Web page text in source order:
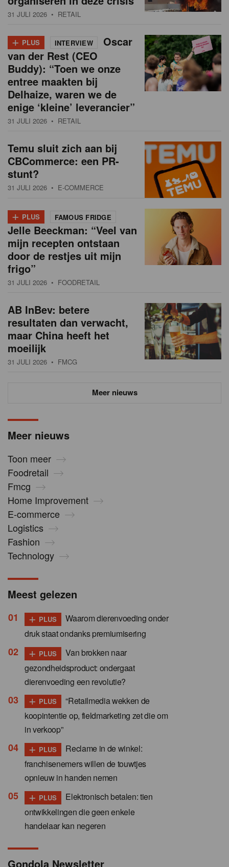
Meer nieuws
Toon meer
Foodretail
Fmcg
Home Improvement
E-commerce
Logistics
Fashion
Technology
31 JULI 2026 • RETAIL
+ PLUS INTERVIEW
Oscar
van der Rest (CEO
Buddy): “Toen we onze
entree maakten bij
Delhaize, waren we de
enige ‘kleine’ leverancier”
31 JULI 2026 • RETAIL
Temu sluit zich aan bij
CBCommerce: een PR-
stunt?
31 JULI 2026 • E-COMMERCE
+ PLUS FAMOUS FRIDGE
Jelle Beeckman: “Veel van
mijn recepten ontstaan
door de restjes uit mijn
frigo”
31 JULI 2026 • FOODRETAIL
AB InBev: betere
resultaten dan verwacht,
maar China heeft het
moeilijk
31 JULI 2026 • FMCG
Meer nieuws
Meest gelezen
+ PLUS
Waarom dierenvoeding onder
druk staat ondanks premiumisering
+ PLUS
Van brokken naar
gezondheidsproduct: ondergaat
dierenvoeding een revolutie?
+ PLUS
“Retailmedia wekken de
koopintentie op, fieldmarketing zet die om
in verkoop”
+ PLUS
Reclame in de winkel:
franchisenemers willen de touwtjes
opnieuw in handen nemen
+ PLUS
Elektronisch betalen: tien
ontwikkelingen die geen enkele
handelaar kan negeren
Gondola Newsletter